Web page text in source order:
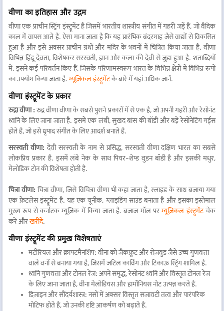
वीणा का इतिहास और उद्गम
वीणा एक प्राचीन स्ट्रिंग इंस्ट्रूमेंट है जिसमें भारतीय शास्त्रीय संगीत में गहरी जड़ें हैं, जो वैदिक
काल में वापस आते हैं. ऐसा माना जाता है कि यह प्रारंभिक बंदरगाह जैसे वाद्यों से विकसित
हुआ है और इसे अक्सर प्राचीन ग्रंथों और मंदिर के भवनों में चित्रित किया जाता है. वीणा
विभिन्न हिंदू देवता, विशेषकर सरस्वती, ज्ञान और कला की देवी से जुड़ा हुआ है. शताब्दियों
में, इसने कई परिवर्तन किए हैं, जिसके परिणामस्वरूप भारत के विभिन्न क्षेत्रों में विभिन्न रूपों
का उपयोग किया जाता है.म्यूज़िकल इंस्ट्रूमेंटके बारे में यहां अधिक जानें.
वीणा इंस्ट्रूमेंट के प्रकार
रुद्रा वीणा : रुद्र वीणा वीणा के सबसे पुराने प्रकारों में से एक है, जो अपनी गहरी और रेसोनंट
ध्वनि के लिए जाना जाता है. इसमें एक लंबी, सुखद बांस की बॉडी और बड़े रेसोनेटिंग गर्ड्स
होते हैं, जो इसे धृपाद संगीत के लिए आदर्श बनाते हैं.
सरस्वती वीणा: देवी सरस्वती के नाम से प्रसिद्ध, सरस्वती वीणा दक्षिण भारत का सबसे
लोकप्रिय प्रकार है. इसमें लंबे नेक के साथ पियर-शेप्ड वुडन बॉडी है और इसकी मधुर,
मेलोडिक टोन की विशेषता होती है.
चित्रा वीणा: चित्रा वीणा, जिसे विचित्रा वीणा भी कहा जाता है, स्लाइड के साथ बजाया गया
एक फ्रेटलेस इंस्ट्रूमेंट है. यह एक यूनीक, ग्लाइडिंग साउंड बनाता है और इसका इस्तेमाल
मुख्य रूप से कर्नाटक म्यूज़िक में किया जाता है. बजाज मॉल परम्यूज़िकल इंस्ट्रूमेंटचेक
करें औरखरीदें.
वीणा इंस्ट्रूमेंट की प्रमुख विशेषताएं
मटीरियल और क्राफ्टमैनशिप: वीना को जैकफ्रूट और रोज़वुड जैसे उच्च गुणवत्ता
वाले वनों से बनाया गया है, जिसमें जटिल कार्विंग और टिकाऊ स्ट्रिंग शामिल हैं.
ध्वनि गुणवत्ता और टोनल रेंज: अपने समृद्ध, रेसोनंट ध्वनि और विस्तृत टोनल रेंज
के लिए जाना जाता है, वीना मेलोडियस और हार्मोनियस नोट उत्पन्न करते हैं.
डिज़ाइन और सौंदर्यशास्त्र: नसों में अक्सर विस्तृत सजावटी तत्व और पारंपरिक
मोटिफ होते हैं, जो उनकी दृष्टि आकर्षण को बढ़ाते हैं.